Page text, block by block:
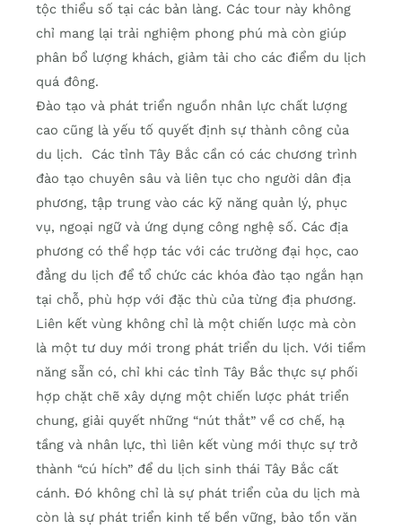
tộc thiểu số tại các bản làng. Các tour này không
chỉ mang lại trải nghiệm phong phú mà còn giúp
phân bổ lượng khách, giảm tải cho các điểm du lịch
quá đông.
Đào tạo và phát triển nguồn nhân lực chất lượng
cao cũng là yếu tố quyết định sự thành công của
du lịch. Các tỉnh Tây Bắc cần có các chương trình
đào tạo chuyên sâu và liên tục cho người dân địa
phương, tập trung vào các kỹ năng quản lý, phục
vụ, ngoại ngữ và ứng dụng công nghệ số. Các địa
phương có thể hợp tác với các trường đại học, cao
đẳng du lịch để tổ chức các khóa đào tạo ngắn hạn
tại chỗ, phù hợp với đặc thù của từng địa phương.
Liên kết vùng không chỉ là một chiến lược mà còn
là một tư duy mới trong phát triển du lịch. Với tiềm
năng sẵn có, chỉ khi các tỉnh Tây Bắc thực sự phối
hợp chặt chẽ xây dựng một chiến lược phát triển
chung, giải quyết những “nút thắt” về cơ chế, hạ
tầng và nhân lực, thì liên kết vùng mới thực sự trở
thành “cú hích” để du lịch sinh thái Tây Bắc cất
cánh. Đó không chỉ là sự phát triển của du lịch mà
còn là sự phát triển kinh tế bền vững, bảo tồn văn